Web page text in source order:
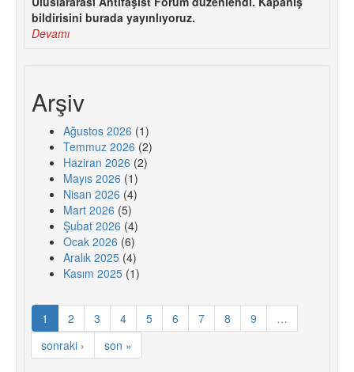
bildirisini burada yayınlıyoruz.
Devamı
Arşiv
Ağustos 2026 (1)
Temmuz 2026 (2)
Haziran 2026 (2)
Mayıs 2026 (1)
Nisan 2026 (4)
Mart 2026 (5)
Şubat 2026 (4)
Ocak 2026 (6)
Aralık 2025 (4)
Kasım 2025 (1)
1 2 3 4 5 6 7 8 9
…
sonraki ›
son »